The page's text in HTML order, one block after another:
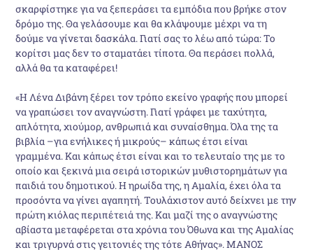
σκαρφίστηκε για να ξεπεράσει τα εμπόδια που βρήκε στον
δρόμο της. Θα γελάσουμε και θα κλάψουμε μέχρι να τη
δούμε να γίνεται δασκάλα. Γιατί σας το λέω από τώρα: Το
κορίτσι μας δεν το σταματάει τίποτα. Θα περάσει πολλά,
αλλά θα τα καταφέρει!
«Η Λένα Διβάνη ξέρει τον τρόπο εκείνο γραφής που μπορεί
να γραπώσει τον αναγνώστη. Γιατί γράφει με ταχύτητα,
απλότητα, χιούμορ, ανθρωπιά και συναίσθημα. Όλα της τα
βιβλία –για ενήλικες ή μικρούς– κάπως έτσι είναι
γραμμένα. Και κάπως έτσι είναι και το τελευταίο της με το
οποίο και ξεκινά μια σειρά ιστορικών μυθιστορημάτων για
παιδιά του δημοτικού. Η ηρωίδα της, η Αμαλία, έχει όλα τα
προσόντα να γίνει αγαπητή. Τουλάχιστον αυτό δείχνει με την
πρώτη κιόλας περιπέτειά της. Και μαζί της ο αναγνώστης
αβίαστα μεταφέρεται στα χρόνια του Όθωνα και της Αμαλίας
και τριγυρνά στις γειτονιές της τότε Αθήνας». ΜΑΝΟΣ